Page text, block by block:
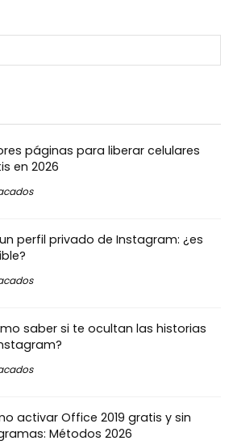
páginas para liberar celulares
en 2026
perfil privado de Instagram: ¿es
saber si te ocultan las historias
activar Office 2019 gratis y sin
Métodos 2026